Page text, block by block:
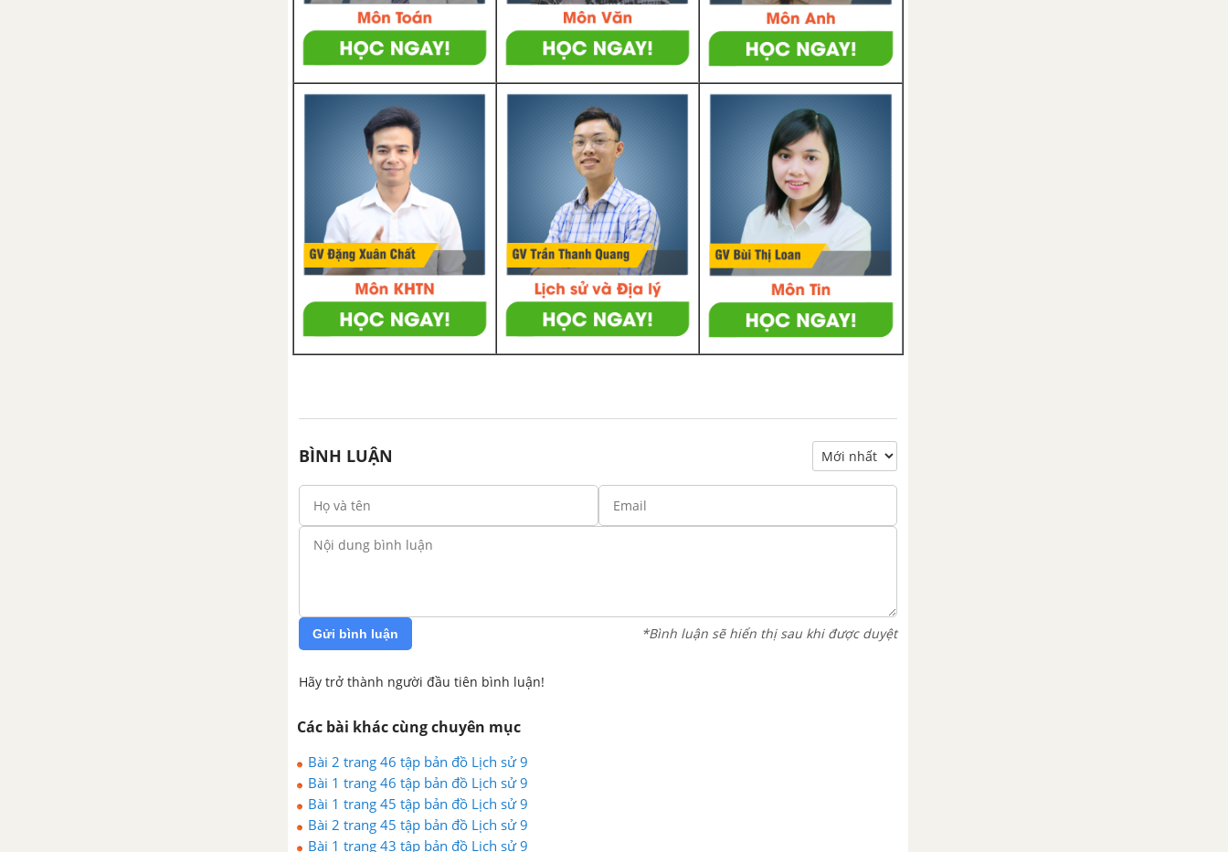
BÌNH LUẬN
Gửi bình luận *Bình luận sẽ hiển thị sau khi được duyệt
Hãy trở thành người đầu tiên bình luận!
Các bài khác cùng chuyên mục
Bài 2 trang 46 tập bản đồ Lịch sử 9
Bài 1 trang 46 tập bản đồ Lịch sử 9
Bài 1 trang 45 tập bản đồ Lịch sử 9
Bài 2 trang 45 tập bản đồ Lịch sử 9
Bài 1 trang 43 tập bản đồ Lịch sử 9